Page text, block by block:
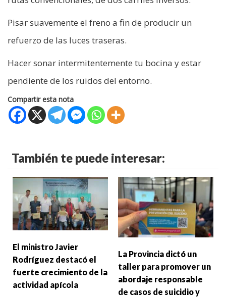
Pisar suavemente el freno a fin de producir un
refuerzo de las luces traseras.
Hacer sonar intermitentemente tu bocina y estar
pendiente de los ruidos del entorno.
Compartir esta nota
También te puede interesar:
El ministro Javier
Rodríguez destacó el
fuerte crecimiento de la
actividad apícola
La Provincia dictó un
taller para promover un
abordaje responsable
de casos de suicidio y